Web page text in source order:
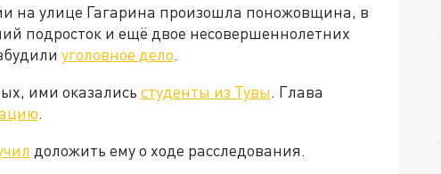
на улице Гагарина произошла поножовщина, в
подросток и ещё двое несовершеннолетних
уголовное дело.
ими оказались студенты из Тувы. Глава
.
доложить ему о ходе расследования.